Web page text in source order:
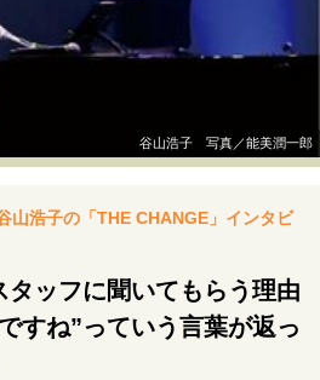
探す
決断の裏側
挫折からの再起
が動いた日 10代の挫折と原点
谷山浩子 写真／能美潤一郎
山浩子の「THE CHANGE」インタビ
ッフに聞いてもらう理由
すね”っていう言葉が返っ